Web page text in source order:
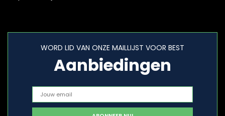
WORD LID VAN ONZE MAILLIJST VOOR BEST
Aanbiedingen